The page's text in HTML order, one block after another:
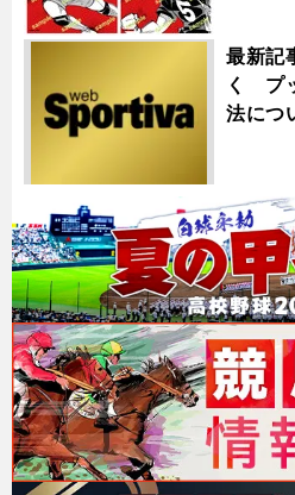
最新記
く プ
法につ